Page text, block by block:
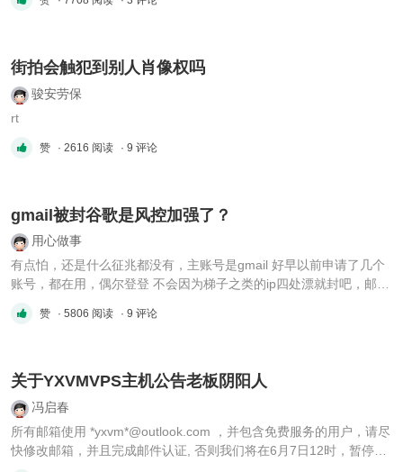
街拍会触犯到别人肖像权吗
骏安劳保
rt
赞 · 2616 阅读 · 9 评论
gmail被封谷歌是风控加强了？
用心做事
有点怕，还是什么征兆都没有，主账号是gmail 好早以前申请了几个
账号，都在用，偶尔登登 不会因为梯子之类的ip四处漂就封吧，邮箱
赞 · 5806 阅读 · 9 评论
关于YXVMVPS主机公告老板阴阳人
冯启春
所有邮箱使用 *yxvm*@outlook.com ，并包含免费服务的用户，请尽
快修改邮箱，并且完成邮件认证, 否则我们将在6月7日12时，暂停账